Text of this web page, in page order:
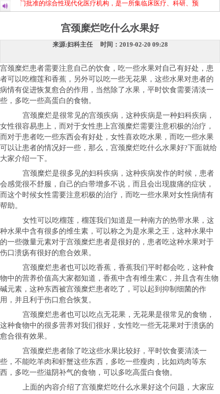
生部门批准的综合性现代化医疗机构，是一所集临床医疗、科研、预防、
宫颈糜烂吃什么水果好
来源:妇科主任 时间：2019-02-20 09:28
宫颈糜烂患者需要注意自己的饮食，吃一些水果对自己有好处，患
者可以吃榴莲和香蕉，另外可以吃一些无花果，这些水果对患者的
病情有促进恢复愈合的作用，当然除了水果，平时饮食需要清淡一
些，多吃一些高蛋白的食物。
宫颈糜烂是很常见的宫颈疾病，这种疾病是一种妇科疾病，
女性很容易患上，而对于女性患上宫颈糜烂需要注意积极的治疗，
而对于患者吃一些东西会有好处，女性喜欢吃水果，而吃一些水果
可以让患者的情况好一些，那么，宫颈糜烂吃什么水果好?下面就给
大家介绍一下。
宫颈糜烂是很多见的妇科疾病，这种疾病发作的时候，患者
会感觉很不舒服，自己的白带增多不说，而且会出现腹痛的症状，
而这个时候女性需要注意积极的治疗，而吃一些水果对女性病情有
帮助。
女性可以吃榴莲，榴莲我们知道是一种南方的热带水果，这
种水果中含有很多的维生素，可以称之为是水果之王，这种水果中
的一些微量元素对于宫颈糜烂患者是很好的，患者吃这种水果对于
伤口溃疡有很好的愈合效果。
宫颈糜烂患者也可以吃香蕉，香蕉我们平时都会吃，这种食
物中的营养价值高大家都知道，香蕉中含有维生素C，并且含有生物
碱元素，这种东西被宫颈糜烂患者吃了，可以起到抑制细菌的作
用，并且利于伤口愈合恢复。
宫颈糜烂患者也可以吃点无花果，无花果是很常见的食物，
这种食物中的很多营养对我们很好，女性吃一些无花果对于溃疡的
愈合很有效果。
宫颈糜烂患者除了吃这些水果比较好，平时饮食要清淡一
些，不能吃羊肉和虾蟹这些东西，多吃一些瘦肉，比如鸡肉等东
西，多吃一些滋阴补气的食物，可以多吃高蛋白食物。
上面的内容介绍了宫颈糜烂吃什么水果好这个问题，大家应